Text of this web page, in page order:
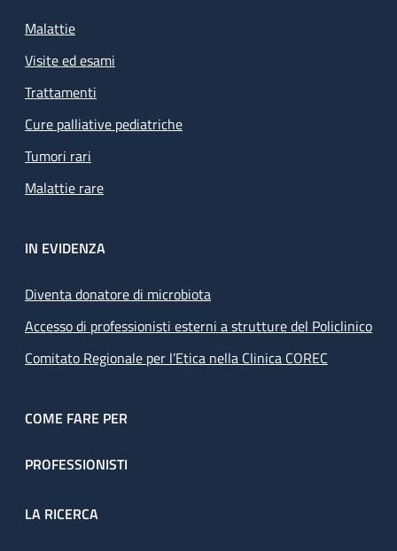
Malattie
Visite ed esami
Trattamenti
Cure palliative pediatriche
Tumori rari
Malattie rare
IN EVIDENZA
Diventa donatore di microbiota
Accesso di professionisti esterni a strutture del Policlinico
Comitato Regionale per l’Etica nella Clinica COREC
COME FARE PER
PROFESSIONISTI
LA RICERCA